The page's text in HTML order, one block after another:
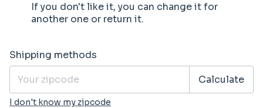
If you don't like it, you can change it for
another one or return it.
Shipping for zipcode:
Shipping methods
Calculate
I don't know my zipcode